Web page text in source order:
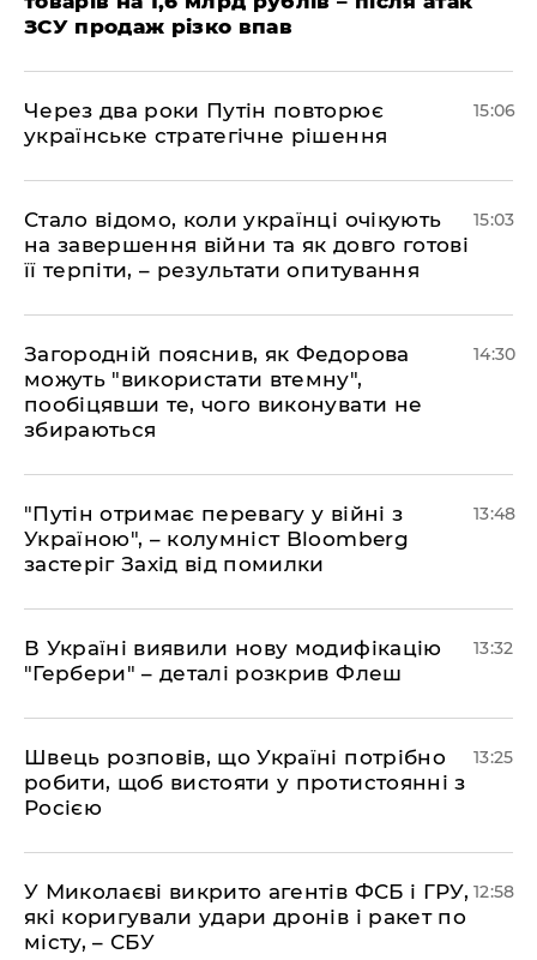
ЗСУ продаж різко впав
Через два роки Путін повторює
українське стратегічне рішення
15:06
Стало відомо, коли українці очікують
на завершення війни та як довго готові
її терпіти, – результати опитування
15:03
Загородній пояснив, як Федорова
можуть "використати втемну",
пообіцявши те, чого виконувати не
збираються
14:30
"Путін отримає перевагу у війні з
Україною", – колумніст Bloomberg
застеріг Захід від помилки
13:48
В Україні виявили нову модифікацію
"Гербери" – деталі розкрив Флеш
13:32
Швець розповів, що Україні потрібно
робити, щоб вистояти у протистоянні з
Росією
13:25
У Миколаєві викрито агентів ФСБ і ГРУ,
які коригували удари дронів і ракет по
місту, – СБУ
12:58